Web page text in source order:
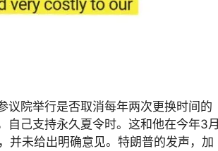
议院举行是否取消每年两次更换时间的
己支持永久夏令时。这和他在今年3月
并未给出明确意见。特朗普的发声，加